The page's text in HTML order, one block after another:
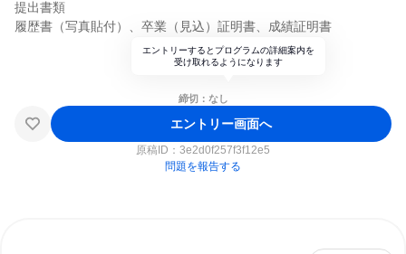
提出書類
履歴書（写真貼付）、卒業（見込）証明書、成績証明書
エントリーするとプログラムの詳細案内を
受け取れるようになります
締切：なし
エントリー画面へ
原稿ID： 3e2d0f257f3f12e5
問題を報告する